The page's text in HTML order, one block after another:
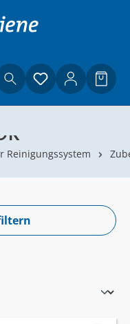
Du hast 0
Reinigungssystem